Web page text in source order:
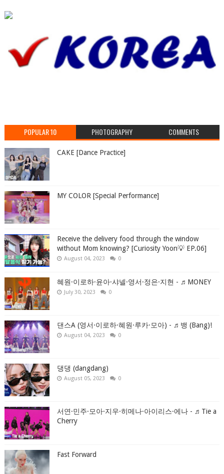
POPULAR 10 PHOTOGRAPHY COMMENTS
CAKE [Dance Practice]
MY COLOR [Special Performance]
Receive the delivery food through the window
without Mom knowing? [Curiosity Yoon💡 EP.06]
August 04, 2023 0
혜원·이로하·윤아·샤넬·영서·정은·지현 - ♬MONEY
July 30, 2023 0
댄스A (영서·이로하·혜원·루카·모아) - ♬뱅 (Bang)!
August 04, 2023 0
댕댕 (dangdang)
August 05, 2023 0
서연·민주·모아·지우·히메나·아이리스·에나 - ♬Tie a
Cherry
Fast Forward